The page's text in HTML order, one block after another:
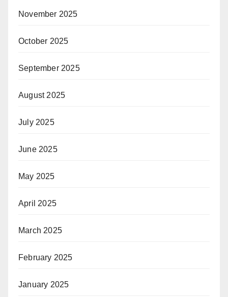
November 2025
October 2025
September 2025
August 2025
July 2025
June 2025
May 2025
April 2025
March 2025
February 2025
January 2025